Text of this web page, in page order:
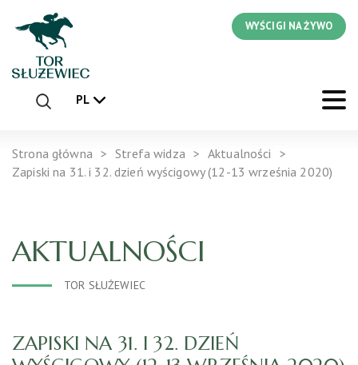
WYŚCIGI NA ŻYWO
PL
Strona główna Strefa widza
Aktualności
Zapiski na 31. i 32. dzień wyścigowy (12-13 września 2020)
AKTUALNOŚCI
TOR SŁUŻEWIEC
ZAPISKI NA 31. I 32. DZIEŃ